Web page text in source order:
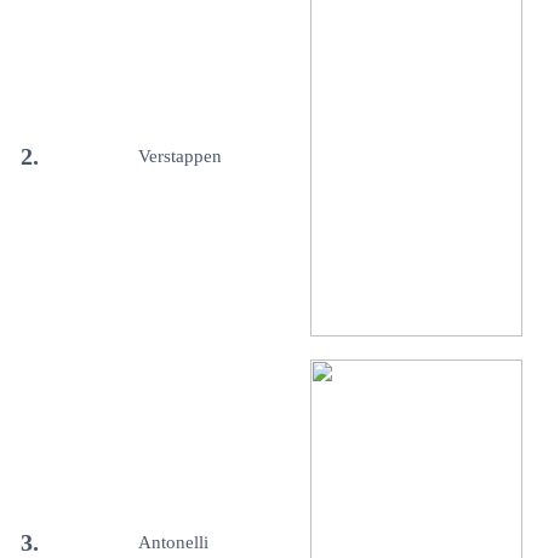
2. Verstappen
3. Antonelli